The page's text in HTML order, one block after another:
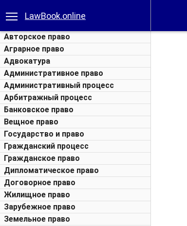
LawBook.online
Авторское право
Аграрное право
Адвокатура
Административное право
Административный процесс
Арбитражный процесс
Банковское право
Вещное право
Государство и право
Гражданский процесс
Гражданское право
Дипломатическое право
Договорное право
Жилищное право
Зарубежное право
Земельное право